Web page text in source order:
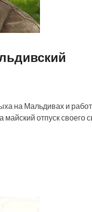
на Мальдивах и
майский отпуск своего